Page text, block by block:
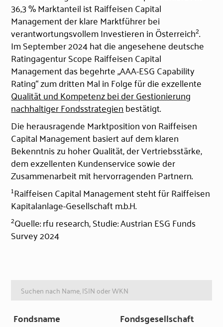
36,3 % Marktanteil ist Raiffeisen Capital
Management der klare Marktführer bei
verantwortungsvollem Investieren in Österreich2.
Im September 2024 hat die angesehene deutsche
Ratingagentur Scope Raiffeisen Capital
Management das begehrte „AAA-ESG Capability
Rating“ zum dritten Mal in Folge für die exzellente
Qualität und Kompetenz bei der Gestionierung
nachhaltiger Fondsstrategienbestätigt.
Die herausragende Marktposition von Raiffeisen
Capital Management basiert auf dem klaren
Bekenntnis zu hoher Qualität, der Vertriebsstärke,
dem exzellenten Kundenservice sowie der
Zusammenarbeit mit hervorragenden Partnern.
1Raiffeisen Capital Management steht für Raiffeisen
Kapitalanlage-Gesellschaft m.b.H.
2Quelle: rfu research, Studie: Austrian ESG Funds
Survey 2024
Fondsname Fondsgesellschaft